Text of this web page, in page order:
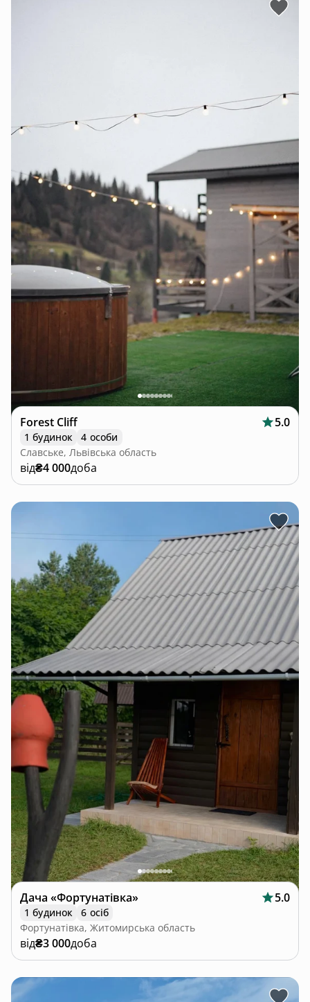
Forest Cliff 5.0
1 будинок
4 особи
Славське, Львівська область
від₴4 000доба
Дача «Фортунатівка» 5.0
1 будинок
6 осіб
Фортунатівка, Житомирська область
від₴3 000доба